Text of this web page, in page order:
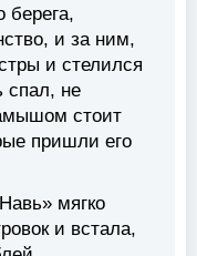
берега,
и за ним,
и стелился
спал, не
стоит
пришли его
мягко
и встала,